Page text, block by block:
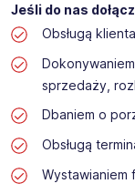
działalności
w całym kraju.
największych
przedsiębiorstw
396 w Krajowym
Obecnie dla
na stanowisko:
Praca w
budowlanym
Jeśli do nas
Obsługą klienta
sprzedaży,
Dbaniem o
Obsługą
Wystawianiem